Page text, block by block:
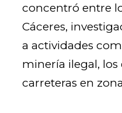
concentró entre
Cáceres,
a actividades
minería ilegal,
carreteras en